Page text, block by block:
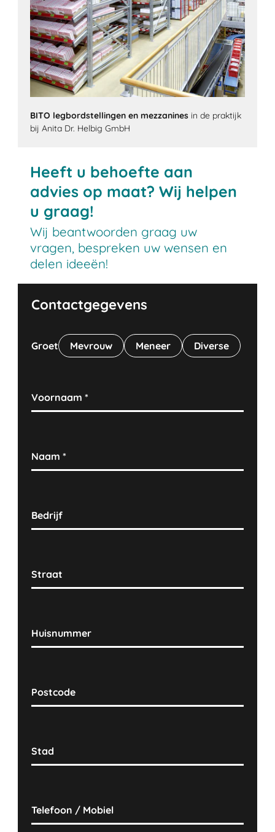
BITO legbordstellingen en mezzanines in de praktijk
bij Anita Dr. Helbig GmbH
Heeft u behoefte aan
advies op maat? Wij helpen
u graag!
Wij beantwoorden graag uw
vragen, bespreken uw wensen en
delen ideeën!
Contactgegevens
Groet Mevrouw Meneer Diverse
Voornaam*
Naam*
Bedrijf
Straat
Huisnummer
Postcode
Stad
Telefoon / Mobiel